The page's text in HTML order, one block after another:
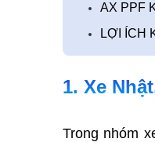
AX PPF
LỢI ÍCH
1. Xe
Trong nhóm